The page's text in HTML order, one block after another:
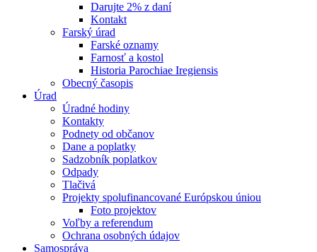
Darujte 2% z daní
Kontakt
Farský úrad
Farské oznamy
Farnosť a kostol
Historia Parochiae Iregiensis
Obecný časopis
Úrad
Úradné hodiny
Kontakty
Podnety od občanov
Dane a poplatky
Sadzobník poplatkov
Odpady
Tlačivá
Projekty spolufinancované Európskou úniou
Foto projektov
Voľby a referendum
Ochrana osobných údajov
Samospráva